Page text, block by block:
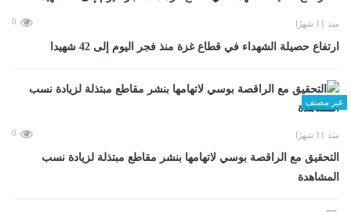
منذ 11 شهرًا 0
ارتفاع حصيلة الشهداء في قطاع غزة منذ فجر اليوم إلى 42 شهيدا
غير مصنف
منذ 11 شهرًا 0
التحقيق مع الراقصة بوسي لاتهامها بنشر مقاطع مبتذلة لزيادة نسب
المشاهدة